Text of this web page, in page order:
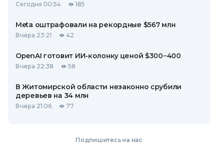
Сегодня 00:54 185
Meta оштрафовали на рекордные $567 млн
Вчера 23:21 42
OpenAI готовит ИИ-колонку ценой $300−400
Вчера 22:38 58
В Житомирской области незаконно срубили
деревьев на 34 млн
Вчера 21:06 77
Подпишитесь на нас